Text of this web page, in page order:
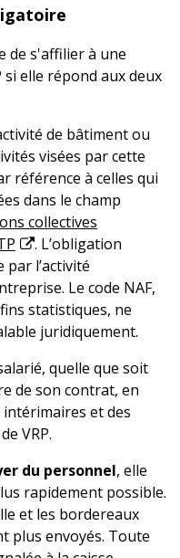
de s'affilier à une
elle répond aux deux
de bâtiment ou
visées par cette
référence à celles qui
dans le champ
collectives
. L’obligation
par l’activité
Le code NAF,
statistiques, ne
juridiquement.
quelle que soit
de son contrat, en
et des
VRP.
du personnel, elle
rapidement possible.
et les bordereaux
plus envoyés. Toute